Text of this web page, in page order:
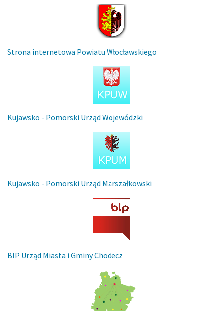
Strona internetowa Powiatu Włocławskiego
Kujawsko - Pomorski Urząd Wojewódzki
Kujawsko - Pomorski Urząd Marszałkowski
BIP Urząd Miasta i Gminy Chodecz